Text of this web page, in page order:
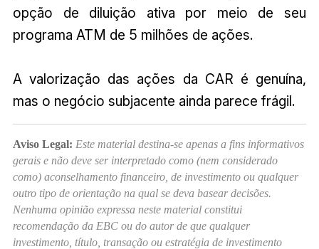
opção de diluição ativa por meio de seu
programa ATM de 5 milhões de ações.
A valorização das ações da CAR é genuína,
mas o negócio subjacente ainda parece frágil.
Aviso Legal: Este material destina-se apenas a fins informativos
gerais e não deve ser interpretado como (nem considerado
como) aconselhamento financeiro, de investimento ou qualquer
outro tipo de orientação na qual se deva basear decisões.
Nenhuma opinião expressa neste material constitui
recomendação da EBC ou do autor de que qualquer
investimento, título, transação ou estratégia de investimento